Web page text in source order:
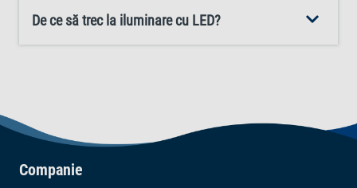
De ce să trec la iluminare cu LED?
Companie